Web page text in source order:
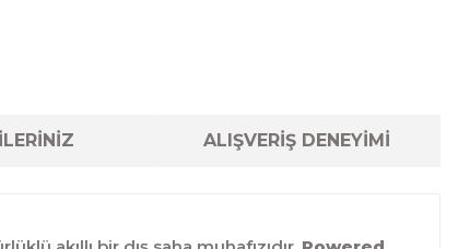
ALIŞVERİŞ DENEYİMİ